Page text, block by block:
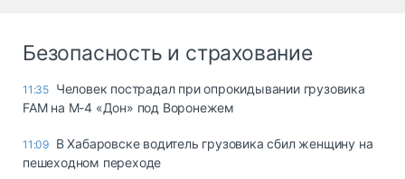
Безопасность и страхование
11:35 Человек пострадал при опрокидывании грузовика
FAM на М-4 «Дон» под Воронежем
11:09 В Хабаровске водитель грузовика сбил женщину на
пешеходном переходе